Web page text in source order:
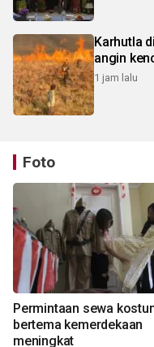
Karhutla
angin
1 jam lalu
Foto
Permintaan sewa
bertema kemerdekaan
meningkat